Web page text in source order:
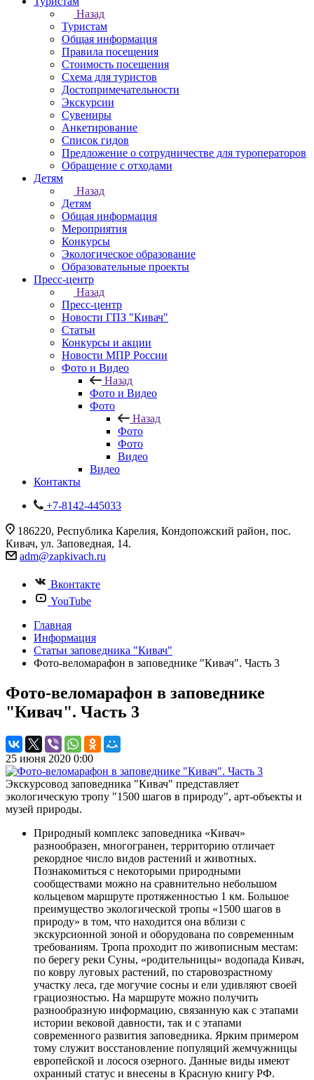
Назад
Туристам
Общая информация
Правила посещения
Стоимость посещения
Схема для туристов
Достопримечательности
Экскурсии
Сувениры
Анкетирование
Список гидов
Предложение о сотрудничестве для туроператоров
Обращение с отходами
Детям
Назад
Детям
Общая информация
Мероприятия
Конкурсы
Экологическое образование
Образовательные проекты
Пресс-центр
Назад
Пресс-центр
Новости ГПЗ "Кивач"
Статьи
Конкурсы и акции
Новости МПР России
Фото и Видео
Назад
Фото и Видео
Фото
Назад
Фото
Фото
Видео
Видео
Контакты
+7-8142-445033
186220, Республика Карелия, Кондопожский район, пос.
Кивач, ул. Заповедная, 14.
adm@zapkivach.ru
Вконтакте
YouTube
Главная
Информация
Статьи заповедника "Кивач"
Фото-веломарафон в заповеднике "Кивач". Часть 3
Фото-веломарафон в заповеднике
"Кивач". Часть 3
25 июня 2020 0:00
Экскурсовод заповедника "Кивач" представляет
экологическую тропу "1500 шагов в природу", арт-объекты и
музей природы.
Природный комплекс заповедника «Кивач»
разнообразен, многогранен, территорию отличает
рекордное число видов растений и животных.
Познакомиться с некоторыми природными
сообществами можно на сравнительно небольшом
кольцевом маршруте протяженностью 1 км. Большое
преимущество экологической тропы «1500 шагов в
природу» в том, что находится она вблизи с
экскурсионной зоной и оборудована по современным
требованиям. Тропа проходит по живописным местам:
по берегу реки Суны, «родительницы» водопада Кивач,
по ковру луговых растений, по старовозрастному
участку леса, где могучие сосны и ели удивляют своей
грациозностью. На маршруте можно получить
разнообразную информацию, связанную как с этапами
истории вековой давности, так и с этапами
современного развития заповедника. Ярким примером
тому служит восстановление популяций жемчужницы
европейской и лосося озерного. Данные виды имеют
охранный статус и внесены в Красную книгу РФ.